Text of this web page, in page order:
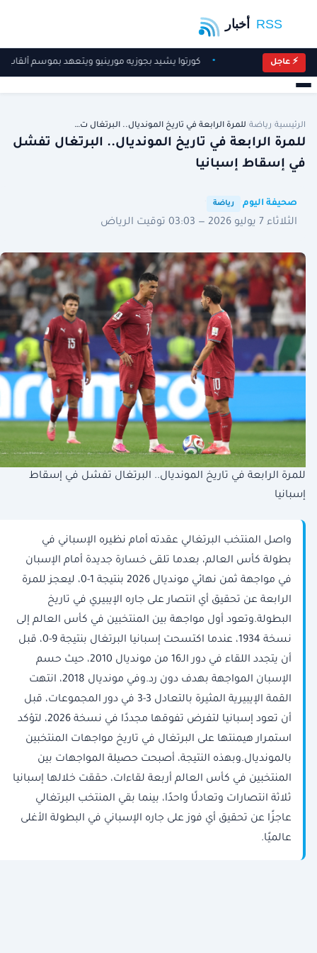
⚡ عاجل كورتوا يشيد بجوزيه مورينيو ويتعهد بموسم ألقاب
الرئيسية رياضة للمرة الرابعة في تاريخ المونديال.. البرتغال ت…
للمرة الرابعة في تاريخ المونديال.. البرتغال تفشل
في إسقاط إسبانيا
صحيفة اليوم رياضة
الثلاثاء 7 يوليو 2026 — 03:03 توقيت الرياض
للمرة الرابعة في تاريخ المونديال.. البرتغال تفشل في إسقاط
إسبانيا
واصل المنتخب البرتغالي عقدته أمام نظيره الإسباني في
بطولة كأس العالم، بعدما تلقى خسارة جديدة أمام الإسبان
في مواجهة ثمن نهائي مونديال 2026 بنتيجة 1-0، ليعجز للمرة
الرابعة عن تحقيق أي انتصار على جاره الإيبيري في تاريخ
البطولة.وتعود أول مواجهة بين المنتخبين في كأس العالم إلى
نسخة 1934، عندما اكتسحت إسبانيا البرتغال بنتيجة 9-0، قبل
أن يتجدد اللقاء في دور الـ16 من مونديال 2010، حيث حسم
الإسبان المواجهة بهدف دون رد.وفي مونديال 2018، انتهت
القمة الإيبيرية المثيرة بالتعادل 3-3 في دور المجموعات، قبل
أن تعود إسبانيا لتفرض تفوقها مجددًا في نسخة 2026، لتؤكد
استمرار هيمنتها على البرتغال في تاريخ مواجهات المنتخبين
بالمونديال.وبهذه النتيجة، أصبحت حصيلة المواجهات بين
المنتخبين في كأس العالم أربعة لقاءات، حققت خلالها إسبانيا
ثلاثة انتصارات وتعادلًا واحدًا، بينما بقي المنتخب البرتغالي
عاجزًا عن تحقيق أي فوز على جاره الإسباني في البطولة الأغلى
عالميًا.